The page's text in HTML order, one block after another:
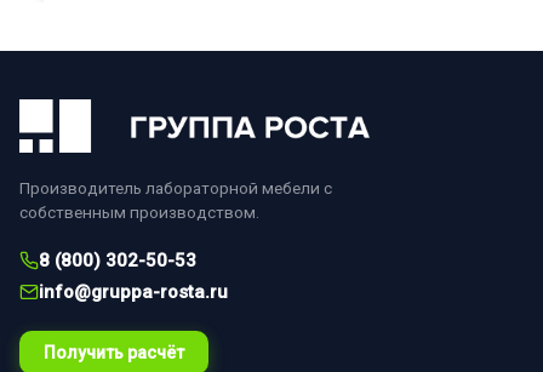
Производитель лабораторной мебели с
собственным производством.
8 (800) 302-50-53
info@gruppa-rosta.ru
Получить расчёт